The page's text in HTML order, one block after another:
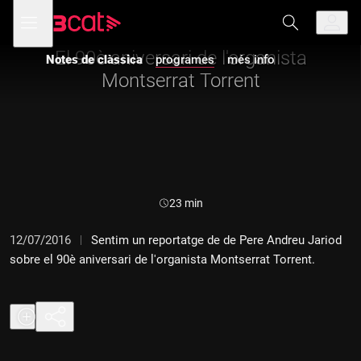
navegació
principal
menú
de
Notes de clàssica programes més info
Notes de clàssica
El 90è aniversari de l'organista
Montserrat Torrent
Durada:
23 min
12/07/2016
Sentim un reportatge de de Pere Andreu Jariod
sobre el 90è aniversari de l'organista Montserrat Torrent.